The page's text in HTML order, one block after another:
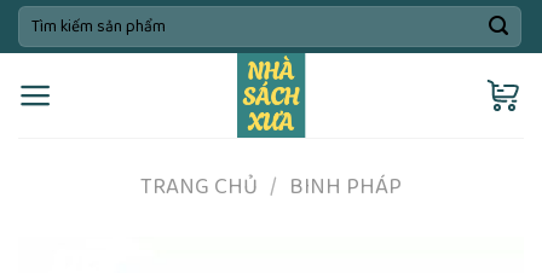
Skip
to
content
Tìm
kiếm:
TRANG CHỦ / BINH PHÁP